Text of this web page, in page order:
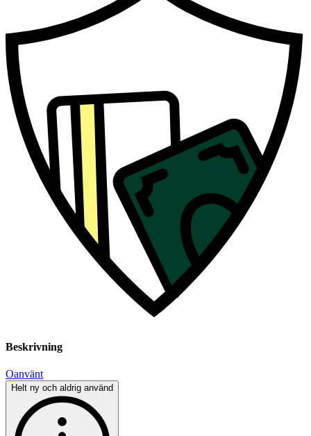
Beskrivning
Oanvänt
Helt ny och aldrig använd